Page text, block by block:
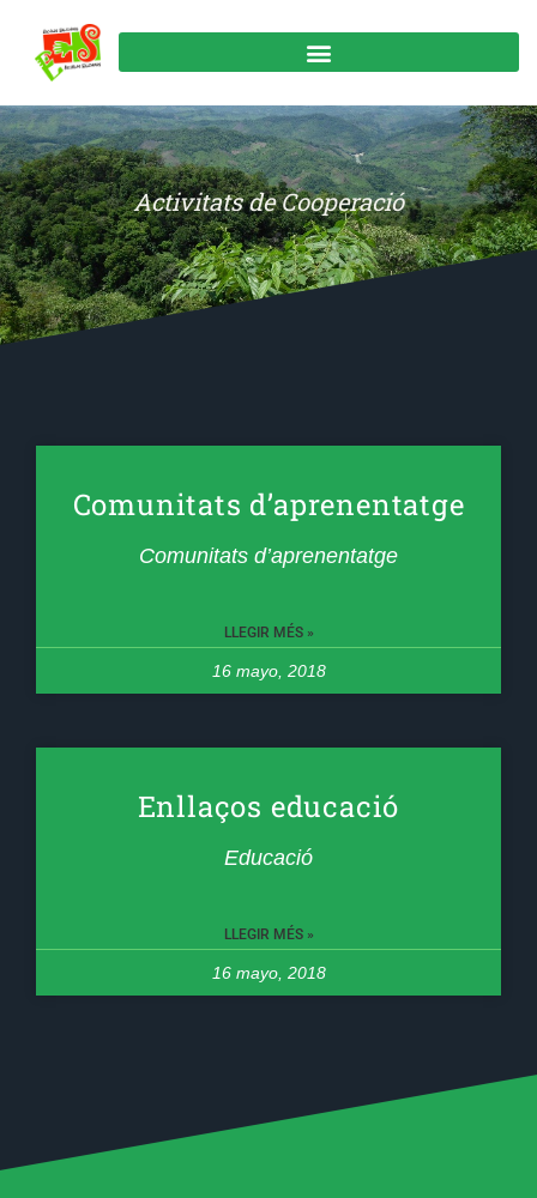
Activitats de Cooperació
Comunitats d’aprenentatge
Comunitats d’aprenentatge
LLEGIR MÉS »
16 mayo, 2018
Enllaços educació
Educació
LLEGIR MÉS »
16 mayo, 2018